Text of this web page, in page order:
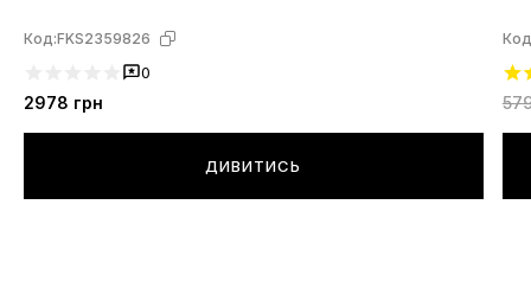
Код:FKS2359826
0
2978 грн
ДИВИТИСЬ